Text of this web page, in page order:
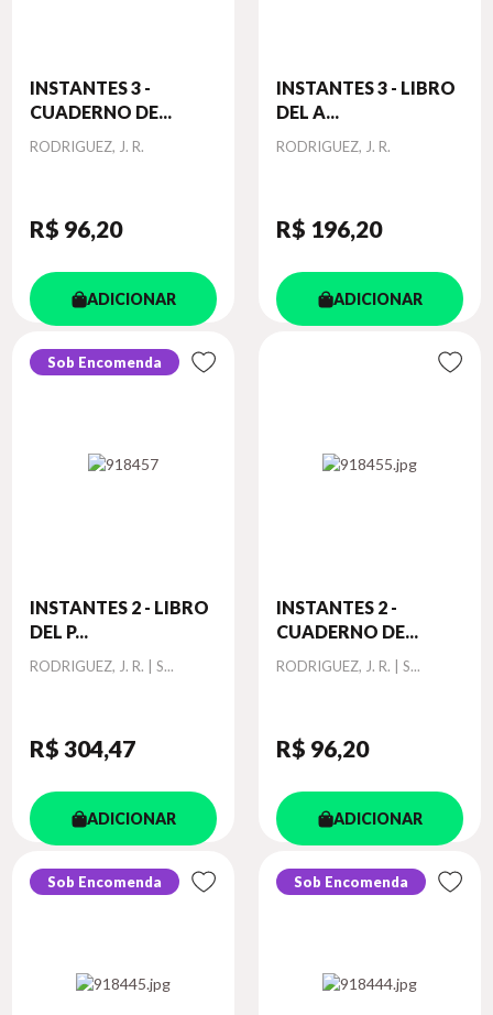
INSTANTES 3 -
CUADERNO DE...
Autor
RODRIGUEZ, J. R.
R$ 96,20
ADICIONAR
INSTANTES 3 - LIBRO
DEL A...
Autor
RODRIGUEZ, J. R.
R$ 196,20
ADICIONAR
Sob Encomenda
INSTANTES 2 - LIBRO
DEL P...
Autor
RODRIGUEZ, J. R. | S...
R$ 304,47
ADICIONAR
INSTANTES 2 -
CUADERNO DE...
Autor
RODRIGUEZ, J. R. | S...
R$ 96,20
ADICIONAR
Sob Encomenda Sob Encomenda